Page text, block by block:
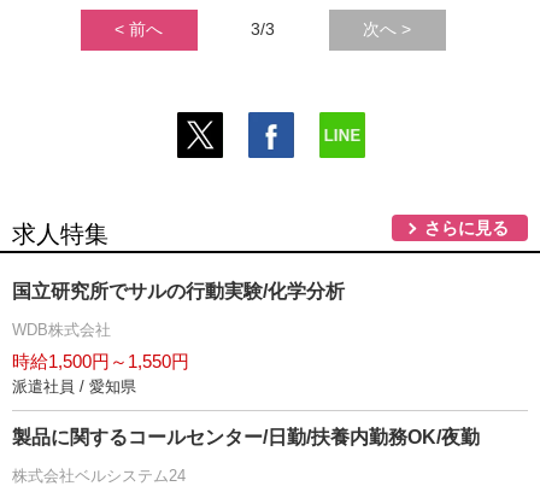
< 前へ 3/3 次へ >
求人特集 さらに見る
国立研究所でサルの行動実験/化学分析
WDB株式会社
時給1,500円～1,550円
派遣社員 / 愛知県
製品に関するコールセンター/日勤/扶養内勤務OK/夜勤
株式会社ベルシステム24